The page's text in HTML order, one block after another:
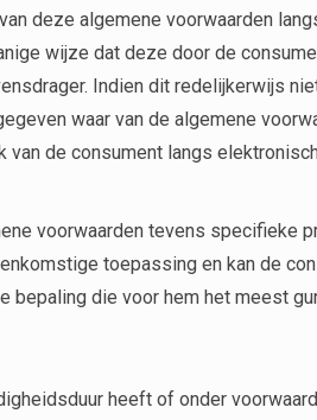
deze algemene voorwaarden
wijze dat deze door de
Indien dit redelijkerwijs
waar van de algemene
van de consument langs
voorwaarden tevens specifieke
toepassing en kan de
bepaling die voor hem het meest
heeft of onder